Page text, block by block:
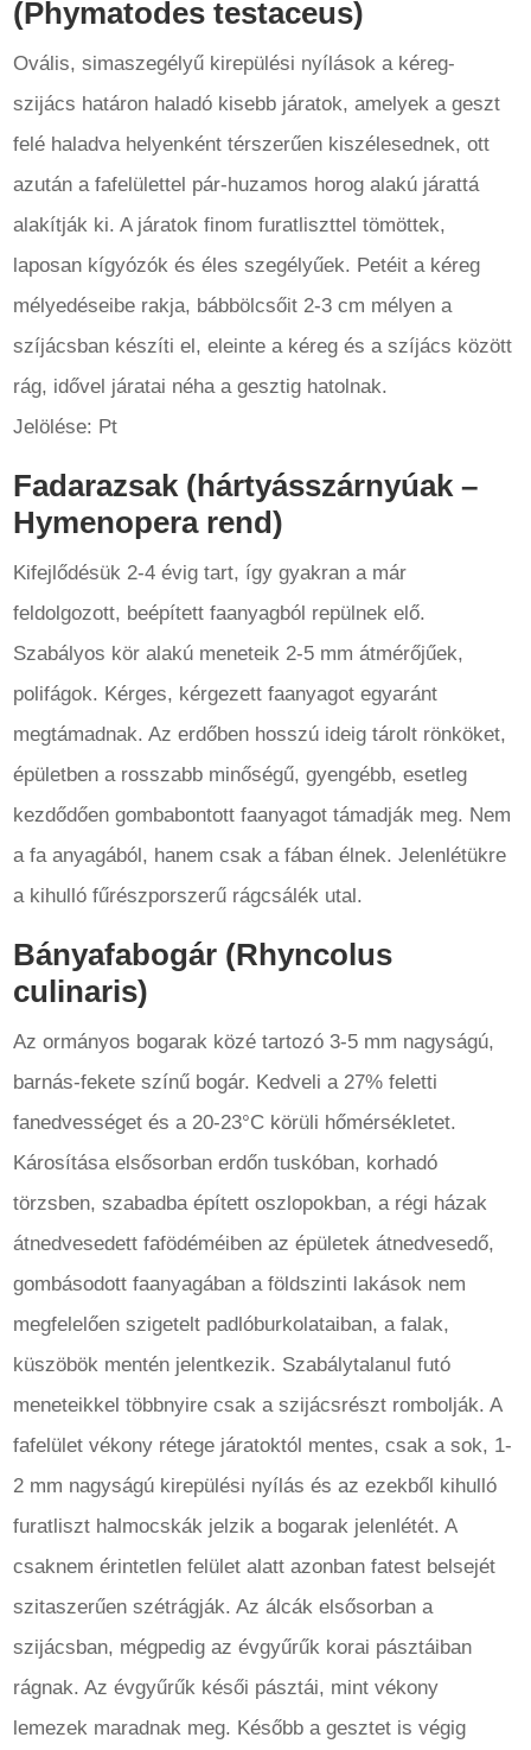
(Phymatodes testaceus)
Ovális, simaszegélyű kirepülési nyílások a kéreg-
szijács határon haladó kisebb járatok, amelyek a geszt
felé haladva helyenként térszerűen kiszélesednek, ott
azután a fafelülettel pár-huzamos horog alakú járattá
alakítják ki. A járatok finom furatliszttel tömöttek,
laposan kígyózók és éles szegélyűek. Petéit a kéreg
mélyedéseibe rakja, bábbölcsőit 2-3 cm mélyen a
szíjácsban készíti el, eleinte a kéreg és a szíjács között
rág, idővel járatai néha a gesztig hatolnak.
Jelölése: Pt
Fadarazsak (hártyásszárnyúak –
Hymenopera rend)
Kifejlődésük 2-4 évig tart, így gyakran a már
feldolgozott, beépített faanyagból repülnek elő.
Szabályos kör alakú meneteik 2-5 mm átmérőjűek,
polifágok. Kérges, kérgezett faanyagot egyaránt
megtámadnak. Az erdőben hosszú ideig tárolt rönköket,
épületben a rosszabb minőségű, gyengébb, esetleg
kezdődően gombabontott faanyagot támadják meg. Nem
a fa anyagából, hanem csak a fában élnek. Jelenlétükre
a kihulló fűrészporszerű rágcsálék utal.
Bányafabogár (Rhyncolus
culinaris)
Az ormányos bogarak közé tartozó 3-5 mm nagyságú,
barnás-fekete színű bogár. Kedveli a 27% feletti
fanedvességet és a 20-23°C körüli hőmérsékletet.
Károsítása elsősorban erdőn tuskóban, korhadó
törzsben, szabadba épített oszlopokban, a régi házak
átnedvesedett fafödéméiben az épületek átnedvesedő,
gombásodott faanyagában a földszinti lakások nem
megfelelően szigetelt padlóburkolataiban, a falak,
küszöbök mentén jelentkezik. Szabálytalanul futó
meneteikkel többnyire csak a szijácsrészt rombolják. A
fafelület vékony rétege járatoktól mentes, csak a sok, 1-
2 mm nagyságú kirepülési nyílás és az ezekből kihulló
furatliszt halmocskák jelzik a bogarak jelenlétét. A
csaknem érintetlen felület alatt azonban fatest belsejét
szitaszerűen szétrágják. Az álcák elsősorban a
szijácsban, mégpedig az évgyűrűk korai pásztáiban
rágnak. Az évgyűrűk késői pásztái, mint vékony
lemezek maradnak meg. Később a gesztet is végig